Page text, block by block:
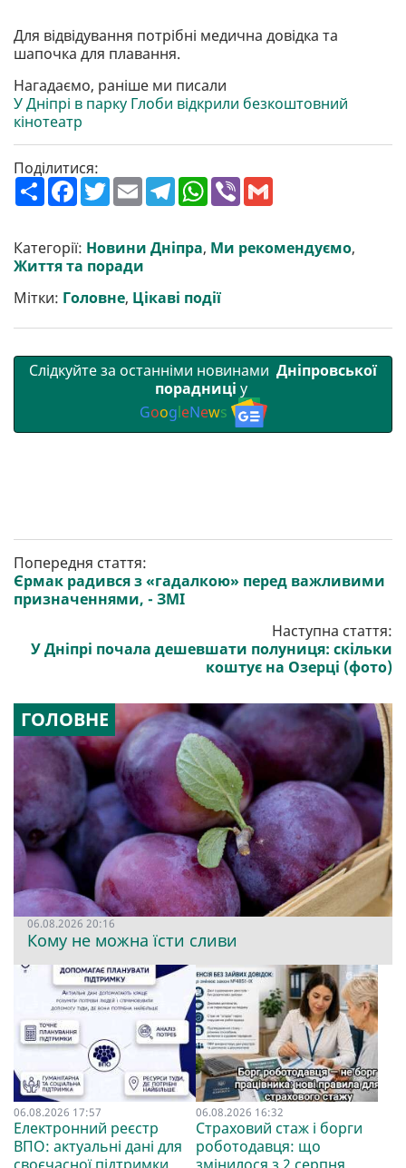
Для відвідування потрібні медична довідка та
шапочка для плавання.
Нагадаємо, раніше ми писали
У Дніпрі в парку Глоби відкрили безкоштовний
кінотеатр
Поділитися:
П
о
р
и
т
F
a
b
o
o
T
w
t
e
r
E
m
l
T
e
g
r
m
W
h
s
A
p
V
r l
Категорії: Новини Дніпра, Ми рекомендуємо,
Життя та поради
Мітки: Головне, Цікаві події
Слідкуйте за останніми новинами Дніпровської
порадниці у
GoogleNews
Попередня стаття:
Єрмак радився з «гадалкою» перед важливими
призначеннями, - ЗМІ
Наступна стаття:
У Дніпрі почала дешевшати полуниця: скільки
коштує на Озерці (фото)
ГОЛОВНЕ
06.08.2026 20:16
Кому не можна їсти сливи
06.08.2026 17:57
Електронний реєстр
ВПО: актуальні дані для
06.08.2026 16:32
Страховий стаж і борги
роботодавця: що